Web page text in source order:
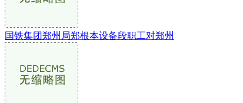
国铁集团郑州局郑根本设备段职工对郑州